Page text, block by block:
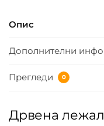
Опис
Дополнителни
Прегледи 0
Дрвена